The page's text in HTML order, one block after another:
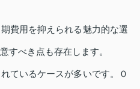
費用を抑えられる魅力的な選
すべき点も存在します。
ているケースが多いです。０